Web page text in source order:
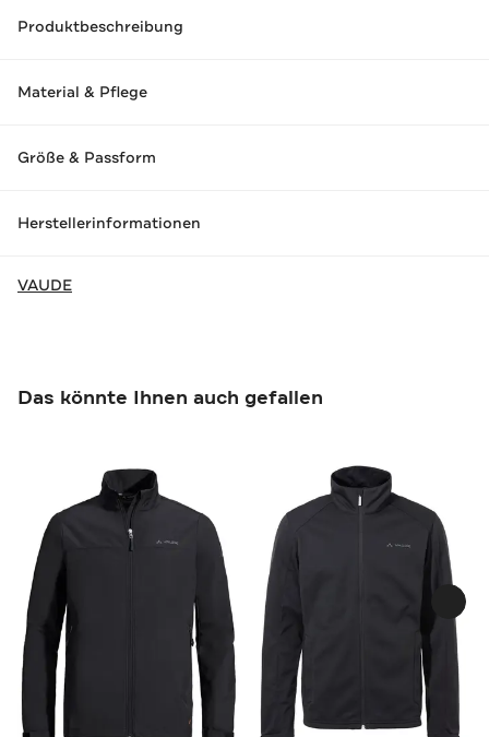
Produktbeschreibung
Material & Pflege
Größe & Passform
Herstellerinformationen
VAUDE
Das könnte Ihnen auch gefallen